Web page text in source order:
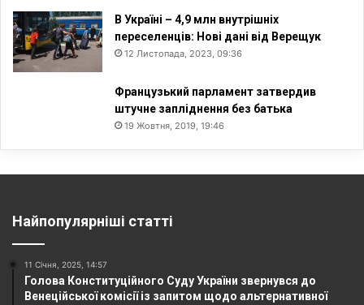
В Україні – 4,9 млн внутрішніх
переселенців: Нові дані від Верещук
12 Листопада, 2023, 09:36
Французький парламент затвердив
штучне запліднення без батька
19 Жовтня, 2019, 19:46
Найпопулярніші статті
11 Січня, 2025, 14:57
Голова Конституційного Суду України звернувся до
Венеційської комісії із запитом щодо альтернативної